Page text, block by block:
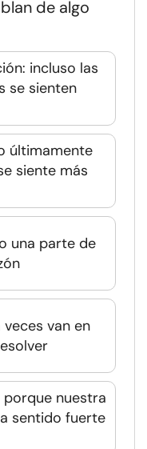
de algo
incluso las
se sienten
últimamente
siente más
una parte de
van en
nuestra
sentido fuerte